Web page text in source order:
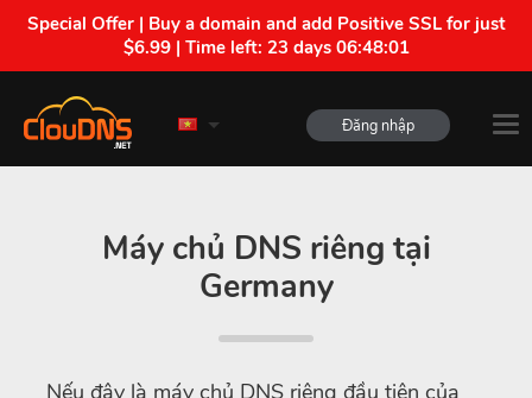
Special Offer | Buy a domain and add Positive SSL for just
$6.99 | Time left: 23 days 06:48:01
Đăng nhập
Máy chủ DNS riêng tại
Germany
Nếu đây là máy chủ DNS riêng đầu tiên của